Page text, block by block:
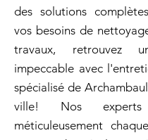
des solutions
vos besoins de
travaux, retrouvez
impeccable avec
spécialisé de
ville! Nos experts
méticuleusement